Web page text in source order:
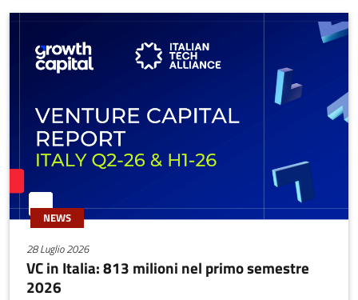
NEWS
28 Luglio 2026
VC in Italia: 813 milioni nel primo semestre
2026